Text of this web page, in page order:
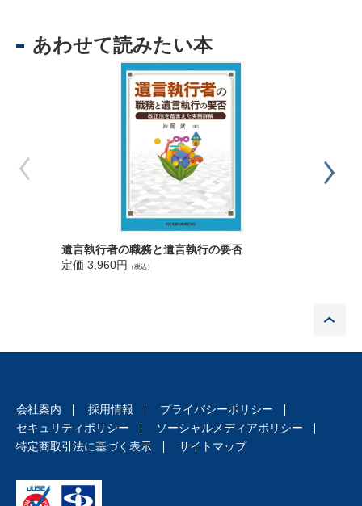
設例１－２ 不在者の裁判管轄
（2） 国際裁判管轄
設例１－３ 複数の管轄裁判所と移送
（1） 申立てがなされる目的
設例１－４ 不動産購入希望者と不在者財産管理人の選任の申
（3） 申立先
（4） 申立てに必要な費用等
（9） 照会書・回答書
6 審理
（1） 書記官による申立書の補正等
（3） 参与員からの意見聴取
あわせて読みたい本
遺言執行者の職務と遺言執行の要否
定価 3,960円
（税込）
会社案内 採用情報
プライバシーポリシー
セキュリティポリシー
ソーシャルメディアポリシー
特定商取引法に基づく表示
サイトマップ